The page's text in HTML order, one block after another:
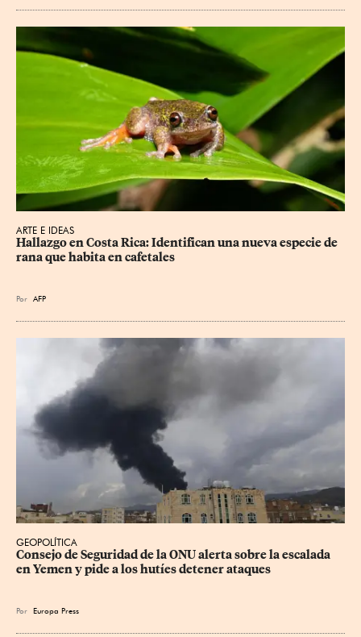
ARTE E IDEAS
Hallazgo en Costa Rica: Identifican una nueva especie de
rana que habita en cafetales
Por AFP
GEOPOLÍTICA
Consejo de Seguridad de la ONU alerta sobre la escalada
en Yemen y pide a los hutíes detener ataques
Por Europa Press